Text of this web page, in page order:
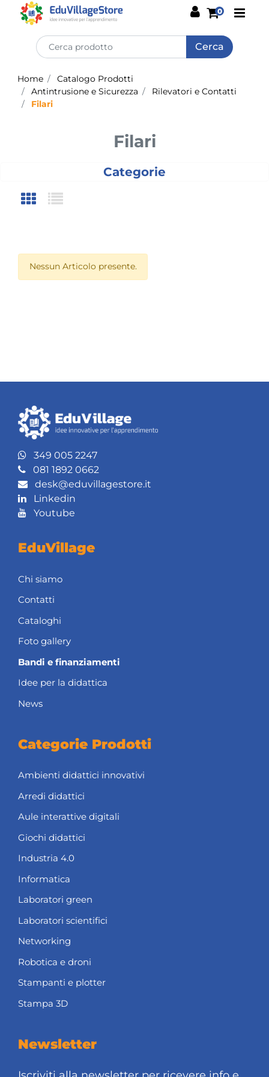
0
Home
Catalogo Prodotti
Antintrusione e Sicurezza
Rilevatori e Contatti
Filari
Filari
Categorie
Nessun Articolo presente.
349 005 2247
081 1892 0662
desk@eduvillagestore.it
Linkedin
Youtube
EduVillage
Chi siamo
Contatti
Cataloghi
Foto gallery
Bandi e finanziamenti
Idee per la didattica
News
Categorie Prodotti
Ambienti didattici innovativi
Arredi didattici
Aule interattive digitali
Giochi didattici
Industria 4.0
Informatica
Laboratori green
Laboratori scientifici
Networking
Robotica e droni
Stampanti e plotter
Stampa 3D
Newsletter